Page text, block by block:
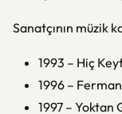
Sanatçının müzik
1993 – Hiç
1996 – Ferman
1997 – Yoktan